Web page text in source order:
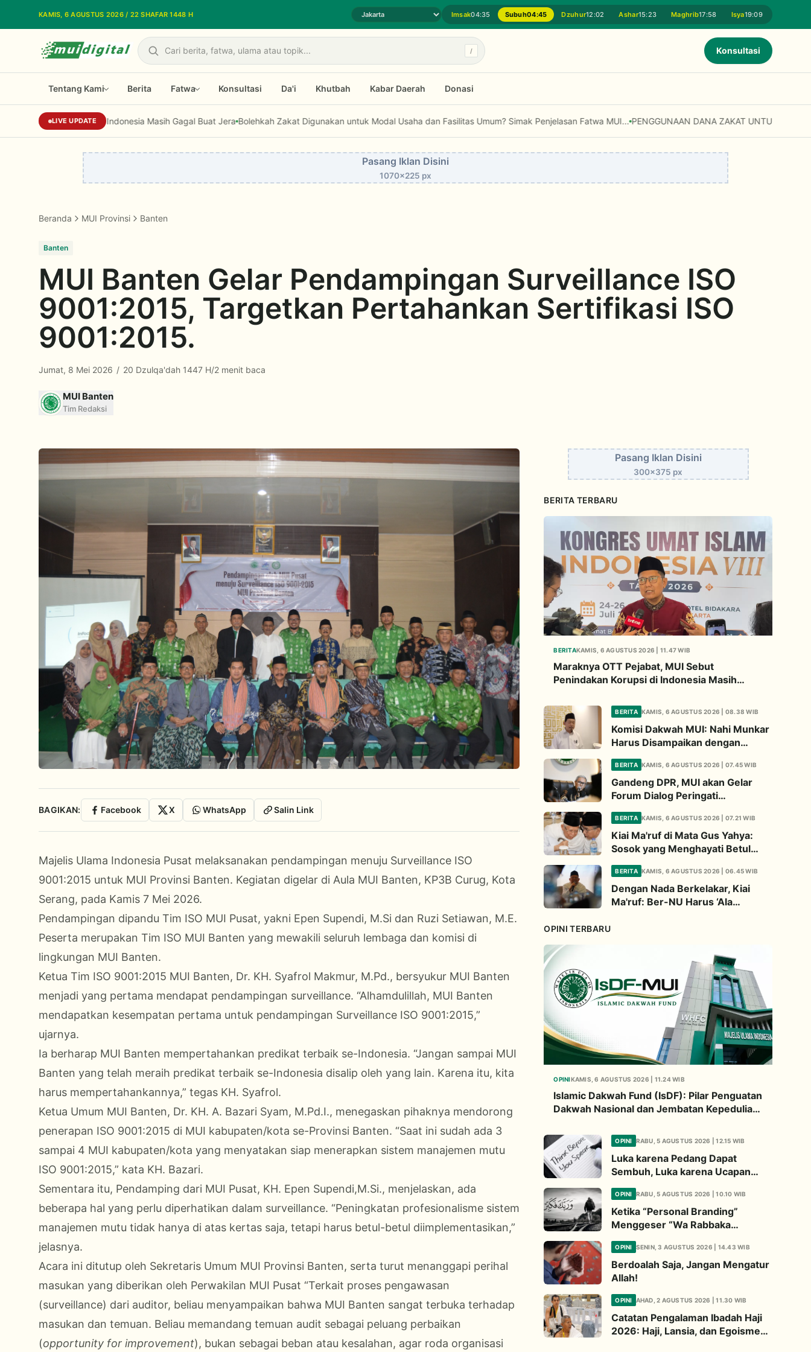
KAMIS, 6 AGUSTUS 2026 / 22 SHAFAR 1448 H Pilih daerah jadwal sholat Imsak04:35 Subuh04:45 Dzuhur12:02 Ashar15:23 Maghrib17:58 Isya19:09
Cari
/ Konsultasi
Tentang Kami Berita Fatwa Konsultasi Da'i Khutbah Kabar Daerah Donasi
LIVE UPDATE
Korupsi di Indonesia Masih Gagal Buat Jera Bolehkah Zakat Digunakan untuk Modal Usaha dan Fasilitas Umum? Simak Penjelasan Fatwa MUI... PENGGUNAAN DANA ZAKAT UNTUK ISTITSMAR
Pasang Iklan Disini
1070x225 px
Beranda MUI Provinsi Banten
Banten
MUI Banten Gelar Pendampingan Surveillance ISO
9001:2015, Targetkan Pertahankan Sertifikasi ISO
9001:2015.
Jumat, 8 Mei 2026 / 20 Dzulqa'dah 1447 H/2 menit baca
MUI Banten
Tim Redaksi
BAGIKAN: Facebook X WhatsApp Salin Link
Majelis Ulama Indonesia Pusat melaksanakan pendampingan menuju Surveillance ISO
9001:2015 untuk MUI Provinsi Banten. Kegiatan digelar di Aula MUI Banten, KP3B Curug, Kota
Serang, pada Kamis 7 Mei 2026.
Pendampingan dipandu Tim ISO MUI Pusat, yakni Epen Supendi, M.Si dan Ruzi Setiawan, M.E.
Peserta merupakan Tim ISO MUI Banten yang mewakili seluruh lembaga dan komisi di
lingkungan MUI Banten.
Ketua Tim ISO 9001:2015 MUI Banten, Dr. KH. Syafrol Makmur, M.Pd., bersyukur MUI Banten
menjadi yang pertama mendapat pendampingan surveillance. “Alhamdulillah, MUI Banten
mendapatkan kesempatan pertama untuk pendampingan Surveillance ISO 9001:2015,”
ujarnya.
Ia berharap MUI Banten mempertahankan predikat terbaik se-Indonesia. “Jangan sampai MUI
Banten yang telah meraih predikat terbaik se-Indonesia disalip oleh yang lain. Karena itu, kita
harus mempertahankannya,” tegas KH. Syafrol.
Ketua Umum MUI Banten, Dr. KH. A. Bazari Syam, M.Pd.I., menegaskan pihaknya mendorong
penerapan ISO 9001:2015 di MUI kabupaten/kota se-Provinsi Banten. “Saat ini sudah ada 3
sampai 4 MUI kabupaten/kota yang menyatakan siap menerapkan sistem manajemen mutu
ISO 9001:2015,” kata KH. Bazari.
Sementara itu, Pendamping dari MUI Pusat, KH. Epen Supendi,M.Si., menjelaskan, ada
beberapa hal yang perlu diperhatikan dalam surveillance. “Peningkatan profesionalisme sistem
manajemen mutu tidak hanya di atas kertas saja, tetapi harus betul-betul diimplementasikan,”
jelasnya.
Acara ini ditutup oleh Sekretaris Umum MUI Provinsi Banten, serta turut menanggapi perihal
masukan yang diberikan oleh Perwakilan MUI Pusat “Terkait proses pengawasan
(surveillance) dari auditor, beliau menyampaikan bahwa MUI Banten sangat terbuka terhadap
masukan dan temuan. Beliau memandang temuan audit sebagai peluang perbaikan
(opportunity for improvement), bukan sebagai beban atau kesalahan, agar roda organisasi
Pasang Iklan Disini
300x375 px
BERITA TERBARU
BERITAKAMIS, 6 AGUSTUS 2026 | 11.47 WIB
Maraknya OTT Pejabat, MUI Sebut
Penindakan Korupsi di Indonesia Masih
BERITA KAMIS, 6 AGUSTUS 2026 | 08.38 WIB
Komisi Dakwah MUI: Nahi Munkar
Harus Disampaikan dengan
Hikmah dan Solusi
BERITA KAMIS, 6 AGUSTUS 2026 | 07.45 WIB
Gandeng DPR, MUI akan Gelar
Forum Dialog Peringati
Pembakaran Masjid Al-Aqsa
BERITA KAMIS, 6 AGUSTUS 2026 | 07.21 WIB
Kiai Ma'ruf di Mata Gus Yahya:
Sosok yang Menghayati Betul
Perjuangan NU
BERITA KAMIS, 6 AGUSTUS 2026 | 06.45 WIB
Dengan Nada Berkelakar, Kiai
Ma'ruf: Ber-NU Harus ‘Ala
OPINI TERBARU
OPINIKAMIS, 6 AGUSTUS 2026 | 11.24 WIB
Islamic Dakwah Fund (IsDF): Pilar Penguatan
Dakwah Nasional dan Jembatan Kepedulian
OPINI RABU, 5 AGUSTUS 2026 | 12.15 WIB
Luka karena Pedang Dapat
Sembuh, Luka karena Ucapan
Dapat Diwariskan
OPINI RABU, 5 AGUSTUS 2026 | 10.10 WIB
Ketika “Personal Branding”
Menggeser “Wa Rabbaka
Fakabbir”
OPINI SENIN, 3 AGUSTUS 2026 | 14.43 WIB
Berdoalah Saja, Jangan Mengatur
Allah!
OPINI AHAD, 2 AGUSTUS 2026 | 11.30 WIB
Catatan Pengalaman Ibadah Haji
2026: Haji, Lansia, dan Egoisme